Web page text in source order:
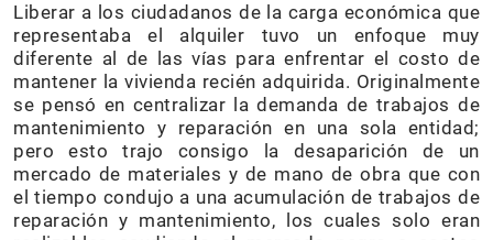
Liberar a los ciudadanos de la carga económica que
representaba el alquiler tuvo un enfoque muy
diferente al de las vías para enfrentar el costo de
mantener la vivienda recién adquirida. Originalmente
se pensó en centralizar la demanda de trabajos de
mantenimiento y reparación en una sola entidad;
pero esto trajo consigo la desaparición de un
mercado de materiales y de mano de obra que con
el tiempo condujo a una acumulación de trabajos de
reparación y mantenimiento, los cuales solo eran